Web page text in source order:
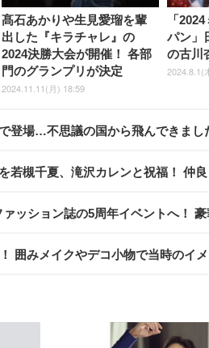
髙石あかりや生見愛瑠を輩
出した『キラチャレ』の
2024決勝大会が開催！ 各部
門のグランプリが決定
2024.11.11(月) 18:59
「
パン」
の古川
2024.8.1(
登場…不思議の国から飛んできまし
若槻千夏、滝沢カレンと祝福！ 仲良
ッション誌の5周年イベントへ！
囲みメイクやデコ小物で当時のイ